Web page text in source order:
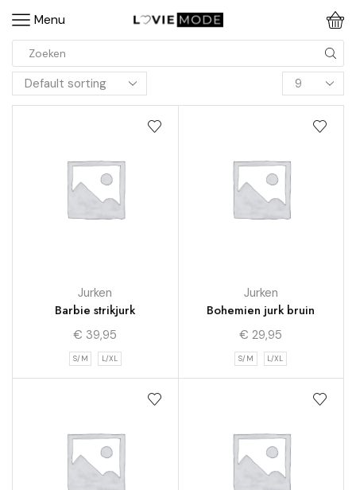
Menu
Jurken
Barbie strikjurk
€ 39,95
S/M L/XL
Jurken
Bohemien jurk bruin
€ 29,95
S/M L/XL